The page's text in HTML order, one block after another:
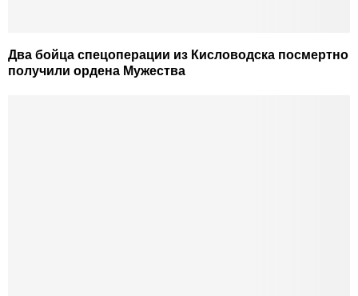
Два бойца спецоперации из Кисловодска посмертно
получили ордена Мужества